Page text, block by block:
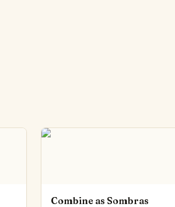
Combine as Sombras